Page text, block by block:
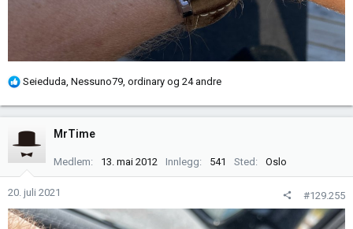
R
j
n
e
r
Seieduda Nessuno79 ordinary og 24 andre
MrTime
Medlem 13. mai 2012 Innlegg 541 Sted Oslo
20. juli 2021 #129.255